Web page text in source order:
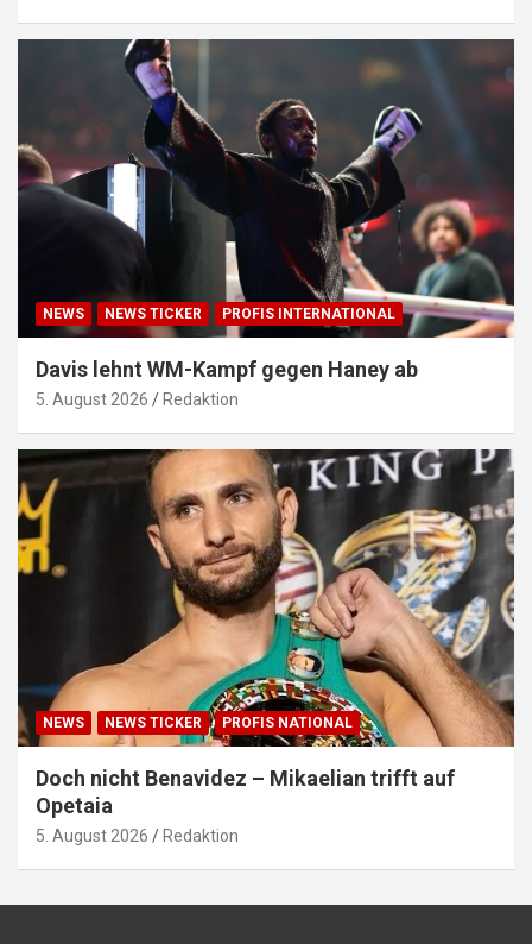
NEWS NEWS TICKER PROFIS INTERNATIONAL
Davis lehnt WM-Kampf gegen Haney ab
5. August 2026 Redaktion
NEWS NEWS TICKER PROFIS NATIONAL
Doch nicht Benavidez – Mikaelian trifft auf
Opetaia
5. August 2026 Redaktion